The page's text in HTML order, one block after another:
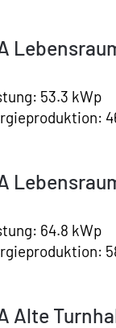
53.3 kWp
64.8 kWp
Alte